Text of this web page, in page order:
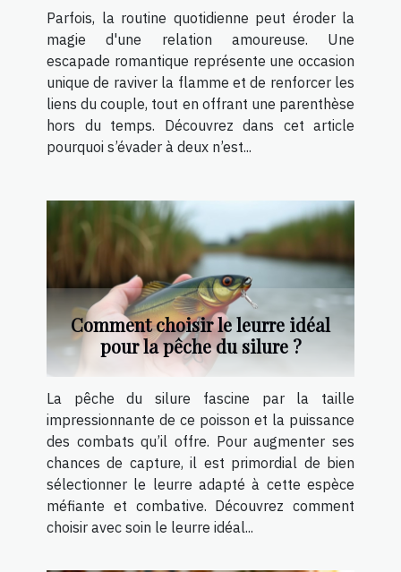
Parfois, la routine quotidienne peut éroder la
magie d'une relation amoureuse. Une
escapade romantique représente une occasion
unique de raviver la flamme et de renforcer les
liens du couple, tout en offrant une parenthèse
hors du temps. Découvrez dans cet article
pourquoi s’évader à deux n’est...
Comment choisir le leurre idéal
pour la pêche du silure ?
La pêche du silure fascine par la taille
impressionnante de ce poisson et la puissance
des combats qu’il offre. Pour augmenter ses
chances de capture, il est primordial de bien
sélectionner le leurre adapté à cette espèce
méfiante et combative. Découvrez comment
choisir avec soin le leurre idéal...